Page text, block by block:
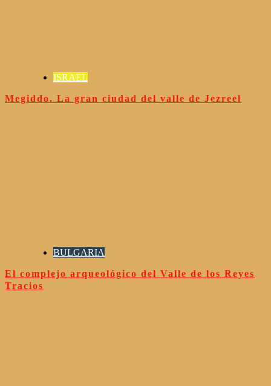
ISRAEL
Megiddo. La gran ciudad del valle de Jezreel
BULGARIA
El complejo arqueológico del Valle de los Reyes
Tracios